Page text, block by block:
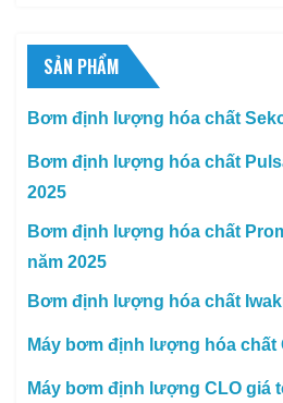
SẢN PHẨM
Bơm định lượng hóa chất
Bơm định lượng hóa chất
2025
Bơm định lượng hóa chất
năm 2025
Bơm định lượng hóa chất
Máy bơm định lượng hóa chất
Máy bơm định lượng CLO giá